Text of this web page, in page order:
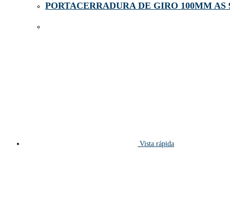
PORTACERRADURA DE GIRO 100MM AS
Vista rápida